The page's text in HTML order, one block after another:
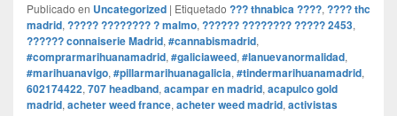
Publicado en Uncategorized | Etiquetado ??? thnabica ????, ???? thc
madrid, ????? ???????? ? malmo, ?????? ???????? ????? 2453,
?????? connaiserie Madrid, #cannabismadrid,
#comprarmarihuanamadrid, #galiciaweed, #lanuevanormalidad,
#marihuanavigo, #pillarmarihuanagalicia, #tindermarihuanamadrid,
602174422, 707 headband, acampar en madrid, acapulco gold
madrid, acheter weed france, acheter weed madrid, activistas